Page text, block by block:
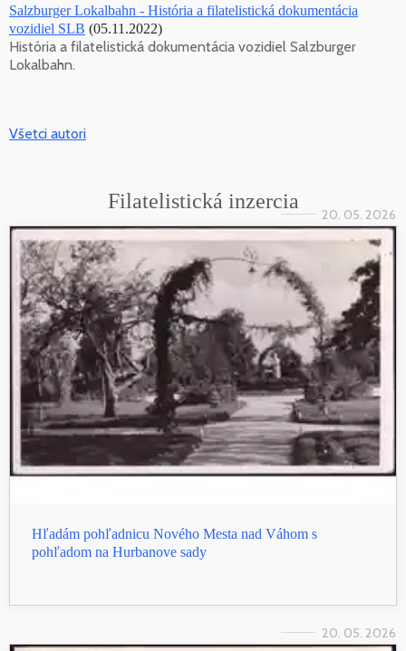
Salzburger Lokalbahn - História a filatelistická dokumentácia
vozidiel SLB (05.11.2022)
História a filatelistická dokumentácia vozidiel Salzburger
Lokalbahn.
Všetci autori
Filatelistická inzercia
20. 05. 2026
Hľadám pohľadnicu Nového Mesta nad Váhom s
pohľadom na Hurbanove sady
20. 05. 2026